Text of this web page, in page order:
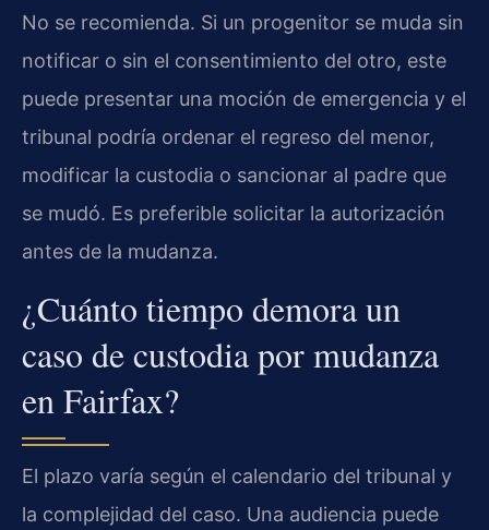
No se recomienda. Si un progenitor se muda sin
notificar o sin el consentimiento del otro, este
puede presentar una moción de emergencia y el
tribunal podría ordenar el regreso del menor,
modificar la custodia o sancionar al padre que
se mudó. Es preferible solicitar la autorización
antes de la mudanza.
¿Cuánto tiempo demora un
caso de custodia por mudanza
en Fairfax?
El plazo varía según el calendario del tribunal y
la complejidad del caso. Una audiencia puede